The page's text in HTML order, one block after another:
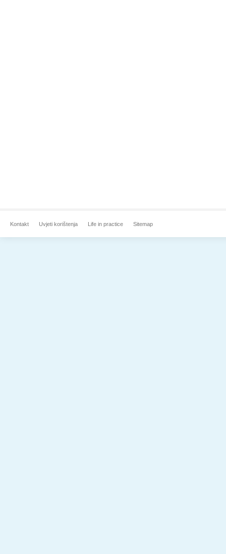
Kontakt Uvjeti korištenja Life in practice Sitemap